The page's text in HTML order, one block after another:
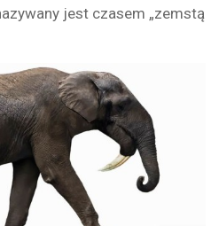
jest czasem „zemstą